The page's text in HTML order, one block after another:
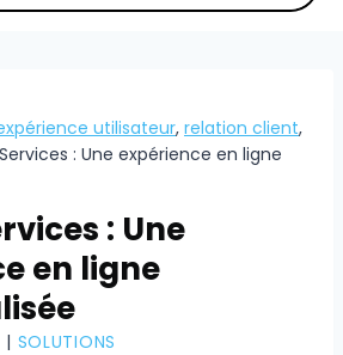
utilisateur, relation client,
: Une expérience en ligne
: Une
en ligne
| SOLUTIONS